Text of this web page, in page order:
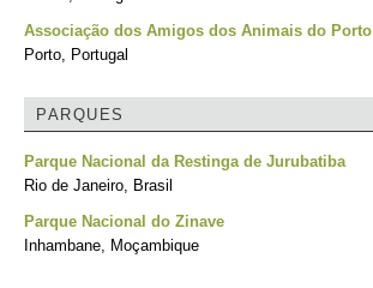
Associação dos Amigos dos Animais do Porto
Porto, Portugal
PARQUES
Parque Nacional da Restinga de Jurubatiba
Rio de Janeiro, Brasil
Parque Nacional do Zinave
Inhambane, Moçambique